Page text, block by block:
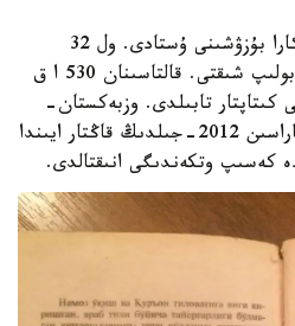
كوپ ۇزاماي شەكاراشىلار شەكارا بۇزۋشىنى ۇستادى. ول 32
جاستاعى وزبەكستان ازاماتى بولىپ شىقتى. قالتاسىنان 530 ا ق
كىتاپتار تابىلدى. وزبەكستان-
قازاقستان مەملەكەتتىك شەكاراسىن 2012-جىلدىڭ قاڭتار ايىندا
كەسىپ وتكەندىگى انىقتالدى.